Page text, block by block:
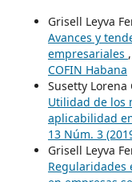
Grisell Leyva
Avances y
empresariales ,
COFIN Habana
Susetty Lorena
Utilidad de los
aplicabilidad
13 Núm. 3
Grisell Leyva
Regularidades